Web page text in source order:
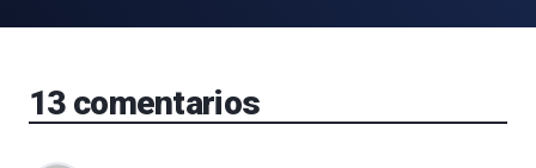
13comentarios